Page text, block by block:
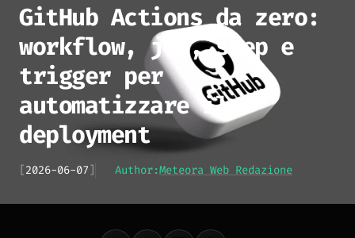
GitHub Actions da zero:
workflow, job, step e
trigger per
automatizzare il
deployment
[2026-06-07] Author:Meteora Web Redazione